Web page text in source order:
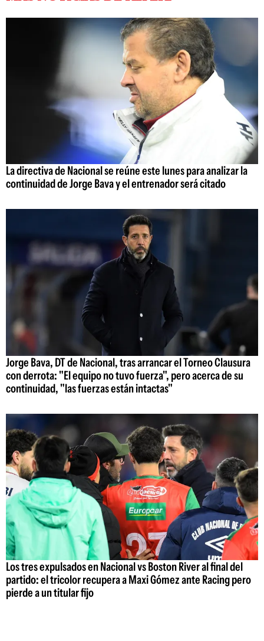
La directiva de Nacional se reúne este lunes para analizar la
continuidad de Jorge Bava y el entrenador será citado
Jorge Bava, DT de Nacional, tras arrancar el Torneo Clausura
con derrota: "El equipo no tuvo fuerza", pero acerca de su
continuidad, "las fuerzas están intactas"
Los tres expulsados en Nacional vs Boston River al final del
partido: el tricolor recupera a Maxi Gómez ante Racing pero
pierde a un titular fijo